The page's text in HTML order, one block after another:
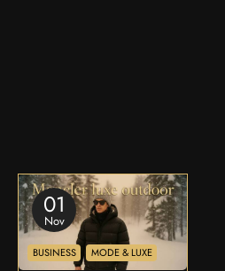
01
Nov
BUSINESS MODE & LUXE